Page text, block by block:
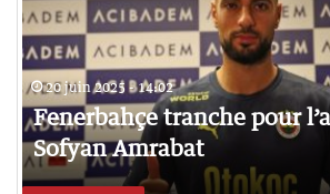
20 juin 2025 - 14:02
Fenerbahçe tranche pour
Sofyan Amrabat